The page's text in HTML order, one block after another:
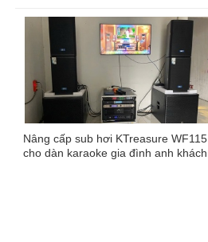
Nâng cấp sub hơi KTreasure WF115
cho dàn karaoke gia đình anh khách